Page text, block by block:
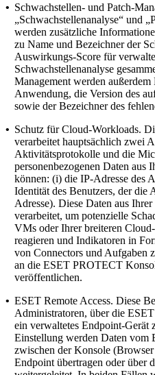
• Schwachstellen- und Patch-
„Schwachstellenanalyse“ und
werden zusätzliche
zu Name und Bezeichner der
Auswirkungs-Score für
Schwachstellenanalyse
Management werden
Anwendung, die Version des
sowie der Bezeichner des
• Schutz für Cloud-Workloads.
verarbeitet hauptsächlich zwei
Aktivitätsprotokolle und die
personenbezogenen Daten aus
können: (i) die IP-Adresse des
Identität des Benutzers, der
Adresse). Diese Daten aus
verarbeitet, um potenzielle
VMs oder Ihrer breiteren
reagieren und Indikatoren in
von Connectors und Aufgaben
an die ESET PROTECT
veröffentlichen.
• ESET Remote Access. Diese
Administratoren, über die
ein verwaltetes Endpoint-Gerät
Einstellung werden Daten vom
zwischen der Konsole
Endpoint übertragen oder über